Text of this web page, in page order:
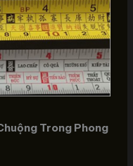
Trong Phong